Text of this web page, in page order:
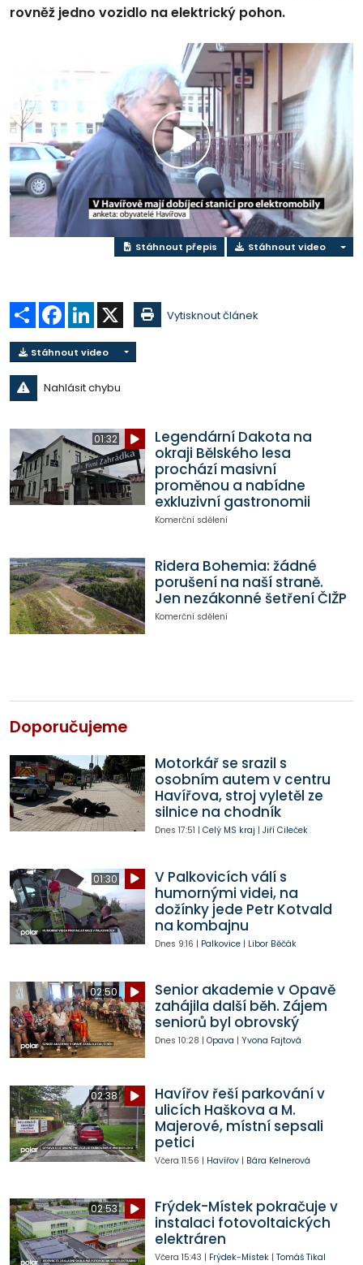
rovněž jedno vozidlo na elektrický pohon.
Přehrát
video
Stáhnout přepis Stáhnout video
Sdílet Facebook
LinkedIn Vytisknout článek
Stáhnout video
Nahlásit chybu
01:32
Legendární Dakota na
okraji Bělského lesa
prochází masivní
proměnou a nabídne
exkluzivní gastronomii
Komerční sdělení
Ridera Bohemia: žádné
porušení na naší straně.
Jen nezákonné šetření ČIŽP
Komerční sdělení
Doporučujeme
Motorkář se srazil s
osobním autem v centru
Havířova, stroj vyletěl ze
silnice na chodník
Dnes 17:51 | Celý MS kraj | Jiří Cileček
01:30
V Palkovicích válí s
humornými videi, na
dožínky jede Petr Kotvald
na kombajnu
Dnes 9:16 | Palkovice| Libor Běčák
02:50
Senior akademie v Opavě
zahájila další běh. Zájem
seniorů byl obrovský
Dnes 10:28 | Opava | Yvona Fajtová
02:38
Havířov řeší parkování v
ulicích Haškova a M.
Majerové, místní sepsali
petici
Včera 11:56 | Havířov| Bára Kelnerová
02:53
Frýdek-Místek pokračuje v
instalaci fotovoltaických
elektráren
Včera 15:43 | Frýdek-Místek| Tomáš Tikal